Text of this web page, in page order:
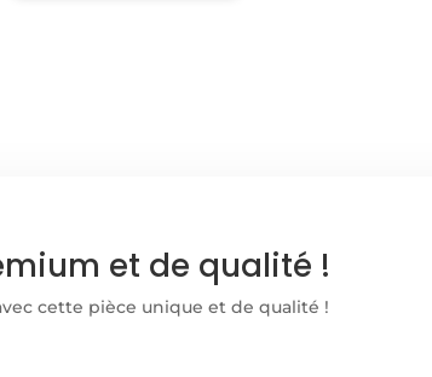
et de qualité !
cette pièce unique et de qualité !